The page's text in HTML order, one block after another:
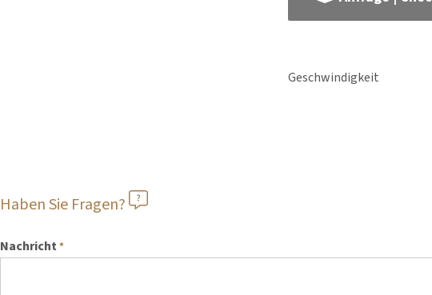
Geschwindigkeit
Haben Sie Fragen?
Nachricht*